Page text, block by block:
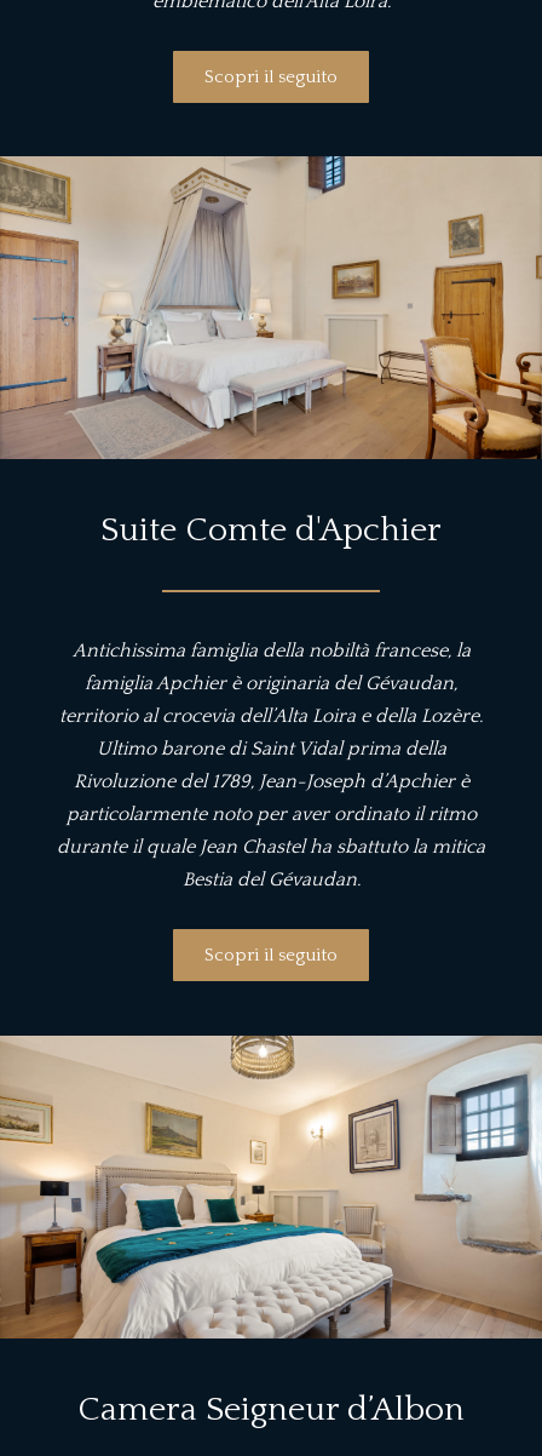
Scopri il seguito
Suite Comte d'Apchier
Antichissima famiglia della nobiltà francese, la
famiglia Apchier è originaria del Gévaudan,
territorio al crocevia dell’Alta Loira e della Lozère.
Ultimo barone di Saint Vidal prima della
Rivoluzione del 1789, Jean-Joseph d’Apchier è
particolarmente noto per aver ordinato il ritmo
durante il quale Jean Chastel ha sbattuto la mitica
Bestia del Gévaudan.
Scopri il seguito
Camera Seigneur d’Albon